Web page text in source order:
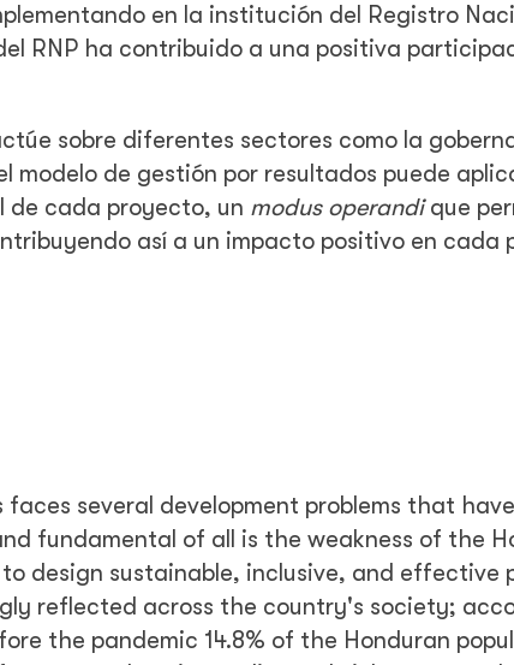
en la institución del Registro
RNP ha contribuido a una positiva
sobre diferentes sectores como la
modelo de gestión por resultados puede
de cada proyecto, un modus operandique
así a un impacto positivo en cada
several development problems that
fundamental of all is the weakness of the
design sustainable, inclusive, and effective
reflected across the country's society;
the pandemic 14.8% of the Honduran